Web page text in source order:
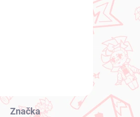
Značka